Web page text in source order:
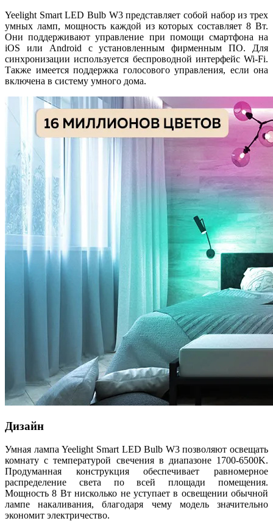
Yeelight Smart LED Bulb W3 представляет собой набор из трех
умных ламп, мощность каждой из которых составляет 8 Вт.
Они поддерживают управление при помощи смартфона на
iOS или Android с установленным фирменным ПО. Для
синхронизации используется беспроводной интерфейс Wi-Fi.
Также имеется поддержка голосового управления, если она
включена в систему умного дома.
Дизайн
Умная лампа Yeelight Smart LED Bulb W3 позволяют освещать
комнату с температурой свечения в диапазоне 1700-6500K.
Продуманная конструкция обеспечивает равномерное
распределение света по всей площади помещения.
Мощность 8 Вт нисколько не уступает в освещении обычной
лампе накаливания, благодаря чему модель значительно
экономит электричество.